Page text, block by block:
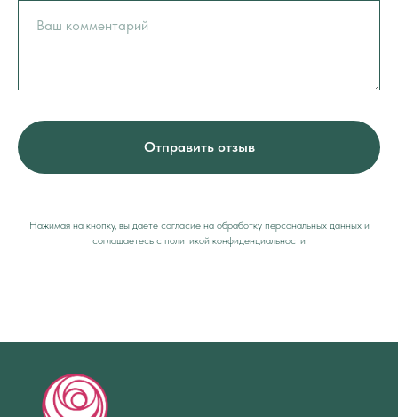
Отправить отзыв
Нажимая на кнопку, вы даете согласие на обработку персональных данных и
соглашаетесь c политикой конфиденциальности